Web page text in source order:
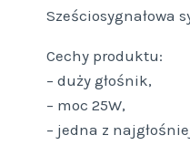
Sześciosygnałowa
Cechy produktu:
– duży głośnik,
– moc 25W,
– jedna z